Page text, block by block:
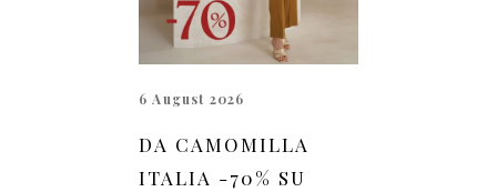
6 August 2026
DA CAMOMILLA
ITALIA -70% SU